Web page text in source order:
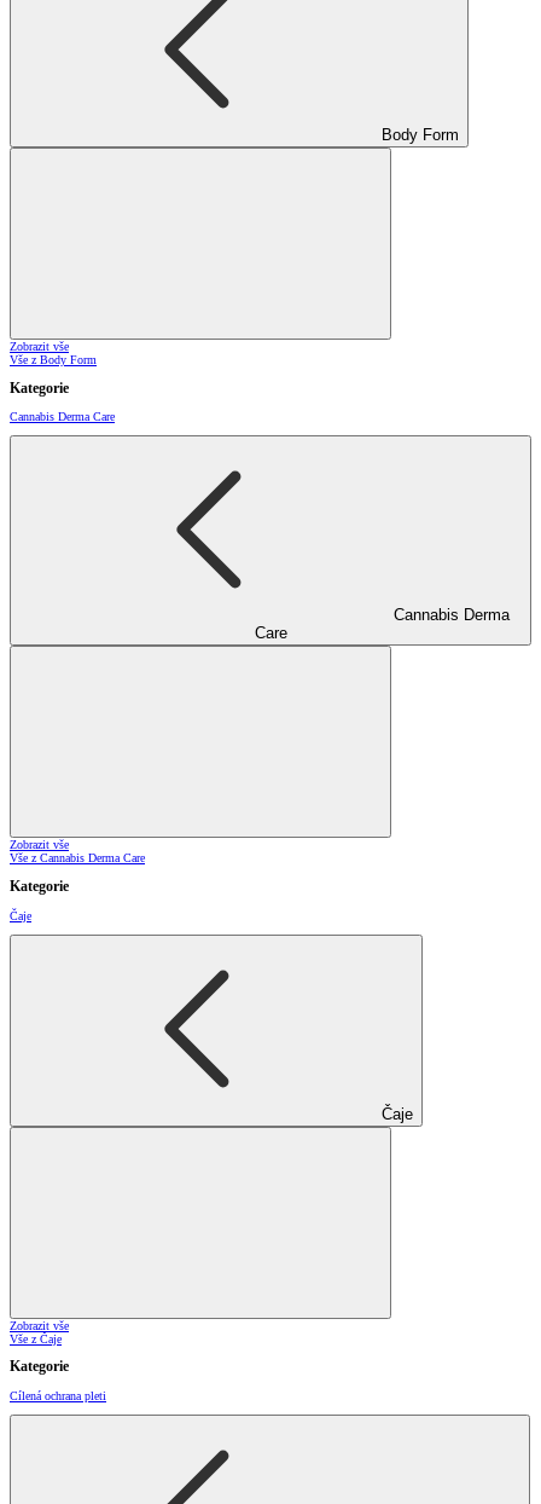
Body Form
Zobrazit vše
Vše z Body Form
Kategorie
Cannabis Derma Care
Cannabis Derma
Care
Zobrazit vše
Vše z Cannabis Derma Care
Kategorie
Čaje
Čaje
Zobrazit vše
Vše z Čaje
Kategorie
Cílená ochrana pleti